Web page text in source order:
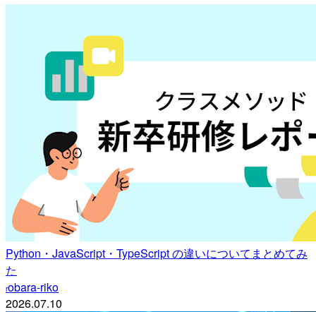
Python・JavaScript・TypeScript の違いについてまとめてみ
た
robara-riko
2026.07.10